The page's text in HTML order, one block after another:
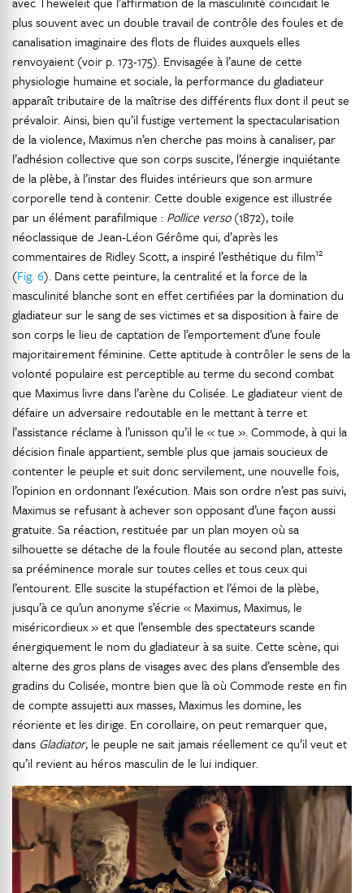
plus souvent avec un double travail de contrôle des foules et de
canalisation imaginaire des flots de fluides auxquels elles
renvoyaient (voir p. 173-175). Envisagée à l’aune de cette
physiologie humaine et sociale, la performance du gladiateur
apparaît tributaire de la maîtrise des différents flux dont il peut se
prévaloir. Ainsi, bien qu’il fustige vertement la spectacularisation
de la violence, Maximus n’en cherche pas moins à canaliser, par
l’adhésion collective que son corps suscite, l’énergie inquiétante
de la plèbe, à l’instar des fluides intérieurs que son armure
corporelle tend à contenir. Cette double exigence est illustrée
par un élément parafilmique : Pollice verso(1872), toile
néoclassique de Jean-Léon Gérôme qui, d’après les
commentaires de Ridley Scott, a inspiré l’esthétique du film12
(Fig. 6). Dans cette peinture, la centralité et la force de la
masculinité blanche sont en effet certifiées par la domination du
gladiateur sur le sang de ses victimes et sa disposition à faire de
son corps le lieu de captation de l’emportement d’une foule
majoritairement féminine. Cette aptitude à contrôler le sens de la
volonté populaire est perceptible au terme du second combat
que Maximus livre dans l’arène du Colisée. Le gladiateur vient de
défaire un adversaire redoutable en le mettant à terre et
l’assistance réclame à l’unisson qu’il le « tue ». Commode, à qui la
décision finale appartient, semble plus que jamais soucieux de
contenter le peuple et suit donc servilement, une nouvelle fois,
l’opinion en ordonnant l’exécution. Mais son ordre n’est pas suivi,
Maximus se refusant à achever son opposant d’une façon aussi
gratuite. Sa réaction, restituée par un plan moyen où sa
silhouette se détache de la foule floutée au second plan, atteste
sa prééminence morale sur toutes celles et tous ceux qui
l’entourent. Elle suscite la stupéfaction et l’émoi de la plèbe,
jusqu’à ce qu’un anonyme s’écrie « Maximus, Maximus, le
miséricordieux » et que l’ensemble des spectateurs scande
énergiquement le nom du gladiateur à sa suite. Cette scène, qui
alterne des gros plans de visages avec des plans d’ensemble des
gradins du Colisée, montre bien que là où Commode reste en fin
de compte assujetti aux masses, Maximus les domine, les
réoriente et les dirige. En corollaire, on peut remarquer que,
dans Gladiator, le peuple ne sait jamais réellement ce qu’il veut et
qu’il revient au héros masculin de le lui indiquer.